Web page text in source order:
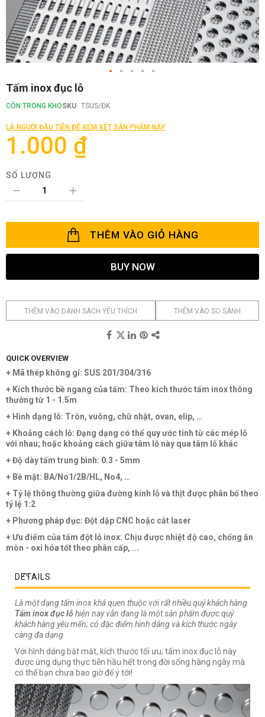
Chuyển
đến
phần
của
thư
hình
Tấm inox đục lỗ
CÒN TRONG KHOSKU TSUS/ĐK
LÀ NGƯỜI ĐẦU TIÊN ĐỂ XEM XÉT SẢN PHẨM NÀY
1.000 ₫
SỐ LƯỢNG
THÊM VÀO GIỎ HÀNG
BUY NOW
THÊM VÀO DANH SÁCH YÊU THÍCH THÊM VÀO SO SÁNH
QUICK OVERVIEW
+ Mã thép không gỉ: SUS 201/304/316
+ Kích thước bề ngang của tấm: Theo kích thước tấm inox thông
thường từ 1 - 1.5m
+ Hình dạng lỗ: Tròn, vuông, chữ nhật, ovan, elip, …
+ Khoảng cách lỗ: Đạng dạng có thể quy ước tính từ các mép lỗ
với nhau; hoặc khoảng cách giữa tâm lỗ này qua tâm lỗ khác
+ Độ dày tấm trung bình: 0.3 - 5mm
+ Bề mặt: BA/No1/2B/HL, No4, …
+ Tỷ lệ thông thường giữa đường kính lỗ và thịt được phân bố theo
tỷ lệ 1:2
+ Phương pháp đục: Đột dập CNC hoặc cắt laser
+ Ưu điểm của tấm đột lỗ inox: Chịu được nhiệt độ cao, chống ăn
mòn - oxi hóa tốt theo phân cấp, ...
DETAILS
Là một dạng tấm inox khá quen thuộc với rất nhiều quý khách hàng.
Tấm inox đục lỗ hiện nay vẫn đang là một sản phẩm được quý
khách hàng yêu mến; có đặc điểm hình dáng và kích thước ngày
càng đa dạng.
Với hình dáng bắt mắt, kích thước tối ưu; tấm inox đục lỗ này
được ứng dụng thực tiễn hầu hết trong đời sống hàng ngày mà
có thể bạn chưa bao giờ để ý tới!